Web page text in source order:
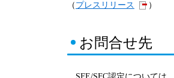
（ プレスリリース ）
お問合せ先